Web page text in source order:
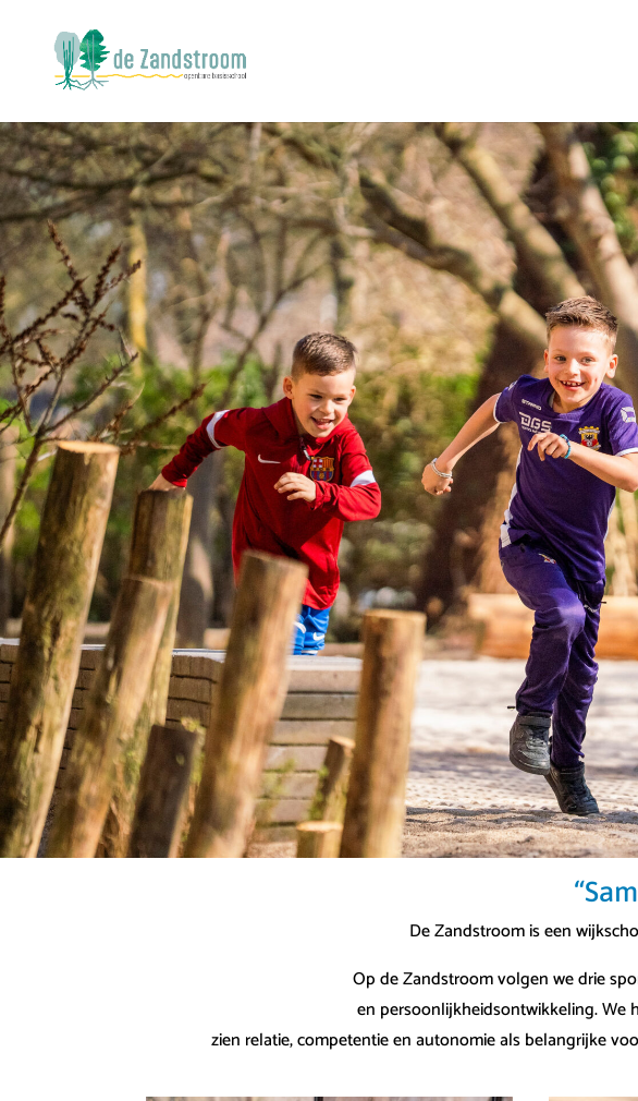
De Zandstroom is een
Op de Zandstroom volgen we drie
en persoonlijkheidsontwikkeling. We
zien relatie, competentie en autonomie als belangrijke